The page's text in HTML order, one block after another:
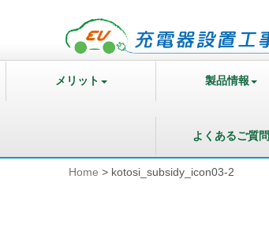
メリット 製品情報
よくあるご質問
Home > kotosi_subsidy_icon03-2